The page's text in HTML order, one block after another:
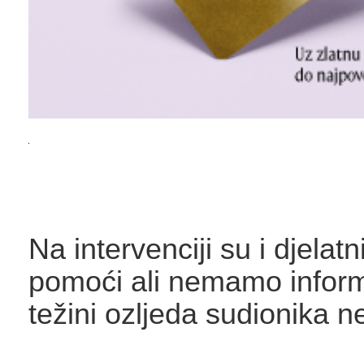
Na intervenciji su i
pomoći ali nemamo
težini ozljeda sudionika